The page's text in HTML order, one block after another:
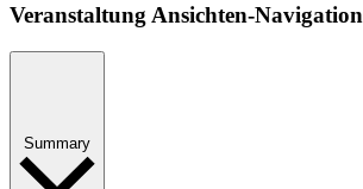
Veranstaltung Ansichten-Navigation
Summary